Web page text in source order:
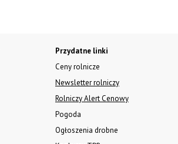
Przydatne linki
Ceny rolnicze
Newsletter rolniczy
Rolniczy Alert Cenowy
Pogoda
Ogłoszenia drobne